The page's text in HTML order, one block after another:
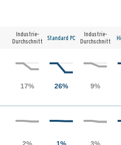
Industrie-
Durchschnitt
Standard PC
Industrie-
Durchschnitt